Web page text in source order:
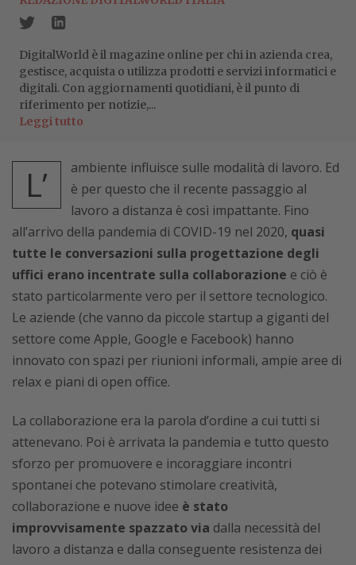
DigitalWorld è il magazine online per chi in azienda crea,
gestisce, acquista o utilizza prodotti e servizi informatici e
digitali. Con aggiornamenti quotidiani, è il punto di
riferimento per notizie,...
Leggi tutto
L’
ambiente influisce sulle modalità di lavoro. Ed
è per questo che il recente passaggio al
lavoro a distanza è così impattante. Fino
all’arrivo della pandemia di COVID-19 nel 2020, quasi
tutte le conversazioni sulla progettazione degli
uffici erano incentrate sulla collaborazione e ciò è
stato particolarmente vero per il settore tecnologico.
Le aziende (che vanno da piccole startup a giganti del
settore come Apple, Google e Facebook) hanno
innovato con spazi per riunioni informali, ampie aree di
relax e piani di open office.
La collaborazione era la parola d’ordine a cui tutti si
attenevano. Poi è arrivata la pandemia e tutto questo
sforzo per promuovere e incoraggiare incontri
spontanei che potevano stimolare creatività,
collaborazione e nuove idee è stato
improvvisamente spazzato via dalla necessità del
lavoro a distanza e dalla conseguente resistenza dei